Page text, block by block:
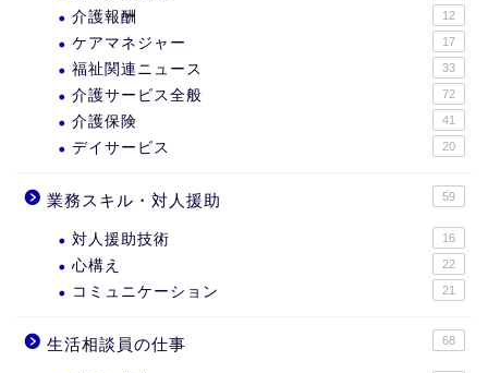
介護報酬 12
ケアマネジャー 17
福祉関連ニュース 33
介護サービス全般 72
介護保険 41
デイサービス 20
業務スキル・対人援助 59
対人援助技術 16
心構え 22
コミュニケーション 21
生活相談員の仕事 68